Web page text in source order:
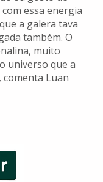
essa energia
a galera tava
também. O
muito
universo que a
comenta Luan